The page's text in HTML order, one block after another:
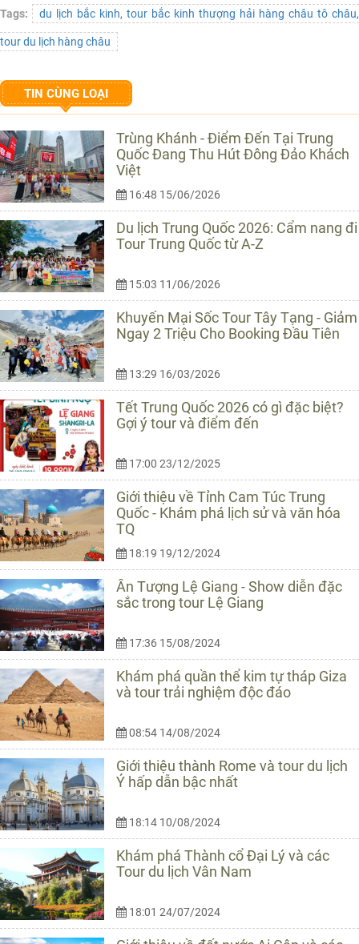
Tags: du lịch bắc kinh, tour bắc kinh thượng hải hàng châu tô châu,
tour du lịch hàng châu
TIN CÙNG LOẠI
Trùng Khánh - Điểm Đến Tại Trung
Quốc Đang Thu Hút Đông Đảo Khách
Việt
16:48 15/06/2026
Du lịch Trung Quốc 2026: Cẩm nang đi
Tour Trung Quốc từ A-Z
15:03 11/06/2026
Khuyến Mại Sốc Tour Tây Tạng - Giảm
Ngay 2 Triệu Cho Booking Đầu Tiên
13:29 16/03/2026
Tết Trung Quốc 2026 có gì đặc biệt?
Gợi ý tour và điểm đến
17:00 23/12/2025
Giới thiệu về Tỉnh Cam Túc Trung
Quốc - Khám phá lịch sử và văn hóa
TQ
18:19 19/12/2024
Ấn Tượng Lệ Giang - Show diễn đặc
sắc trong tour Lệ Giang
17:36 15/08/2024
Khám phá quần thể kim tự tháp Giza
và tour trải nghiệm độc đáo
08:54 14/08/2024
Giới thiệu thành Rome và tour du lịch
Ý hấp dẫn bậc nhất
18:14 10/08/2024
Khám phá Thành cổ Đại Lý và các
Tour du lịch Vân Nam
18:01 24/07/2024